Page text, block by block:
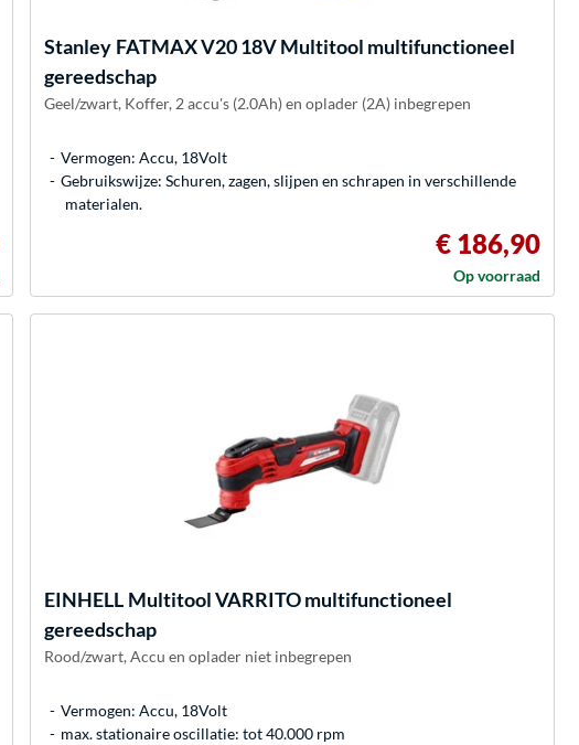
Stanley FATMAX V20 18V Multitool multifunctioneel
gereedschap
Geel/zwart, Koffer, 2 accu's (2.0Ah) en oplader (2A) inbegrepen
Vermogen: Accu, 18Volt
Gebruikswijze: Schuren, zagen, slijpen en schrapen in verschillende
materialen.
€ 186,90
Op voorraad
EINHELL Multitool VARRITO multifunctioneel
gereedschap
Rood/zwart, Accu en oplader niet inbegrepen
Vermogen: Accu, 18Volt
max. stationaire oscillatie: tot 40.000 rpm